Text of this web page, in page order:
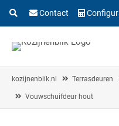
Contact
kozijnenblik.nl Terrasdeuren
Vouwschuifdeur hout